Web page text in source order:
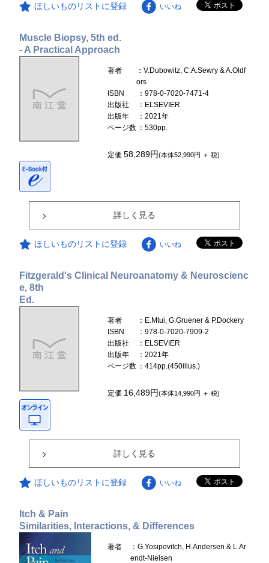
ほしいものリストに登録 いいね
Muscle Biopsy, 5th ed.
- A Practical Approach
著者
：V.Dubowitz, C.A.Sewry & A.Oldf
ors
ISBN
：978-0-7020-7471-4
出版社
：ELSEVIER
出版年
：2021年
ページ数 ：530pp.
定価58,289円(本体52,990円 ＋ 税)
詳しく見る
ほしいものリストに登録 いいね
Fitzgerald's Clinical Neuroanatomy & Neuroscienc
e, 8th
Ed.
著者
：E.Mtui, G.Gruener & P.Dockery
ISBN
：978-0-7020-7909-2
出版社
：ELSEVIER
出版年
：2021年
ページ数 ：414pp.(450illus.)
定価 16,489円(本体14,990円 ＋ 税)
詳しく見る
ほしいものリストに登録 いいね
Itch & Pain
Similarities, Interactions, & Differences
著者
：G.Yosipovitch, H.Andersen & L.Ar
endt-Nielsen